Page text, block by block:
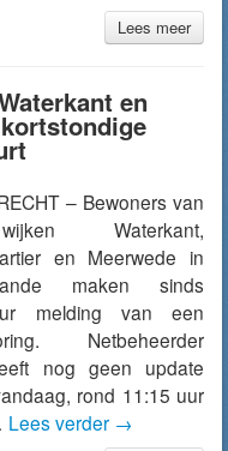
Lees meer
en
– Bewoners van
Waterkant,
en Meerwede in
maken sinds
melding van een
Netbeheerder
nog geen update
rond 11:15 uur
Lees verder →